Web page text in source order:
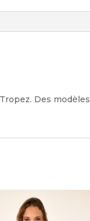
Des modèles